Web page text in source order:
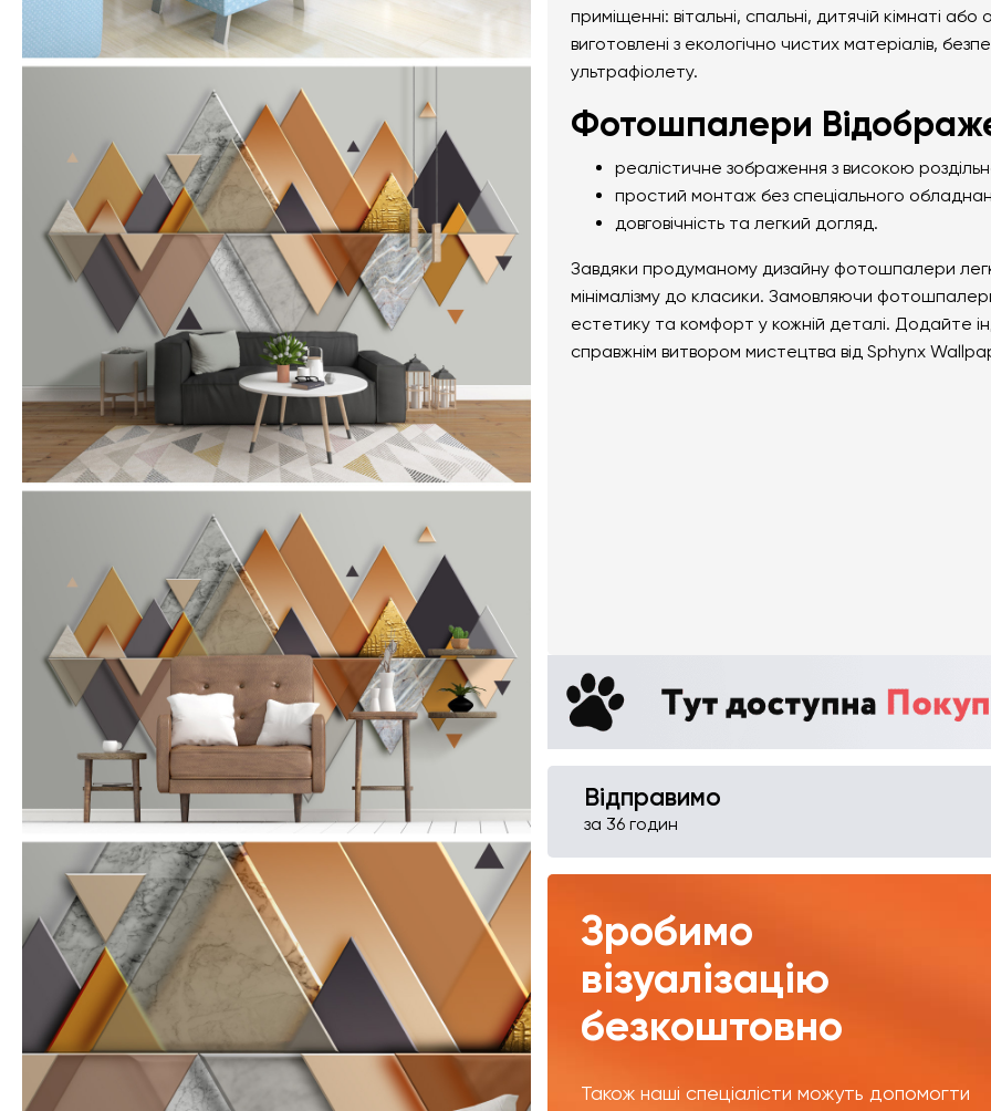
приміщенні: вітальні, спальні, дитячій кімнаті
виготовлені з екологічно чистих матеріалів,
ультрафіолету.
Фотошпалери
реалістичне зображення з високою
простий монтаж без спеціального
довговічність та легкий догляд.
Завдяки продуманому дизайну фотошпалери
мінімалізму до класики. Замовляючи
естетику та комфорт у кожній деталі. Додайте
справжнім витвором мистецтва від Sphynx
Відправимо
за 36 годин
Зробимо
візуалізацію
безкоштовно
Також наші спеціалісти можуть допомогти